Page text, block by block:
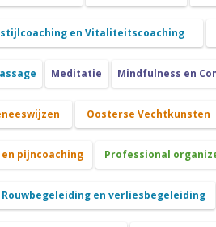
en Vitaliteitscoaching
Meditatie Mindfulness en
Oosterse Vechtkunsten
pijncoaching Professional
Rouwbegeleiding en verliesbegeleiding